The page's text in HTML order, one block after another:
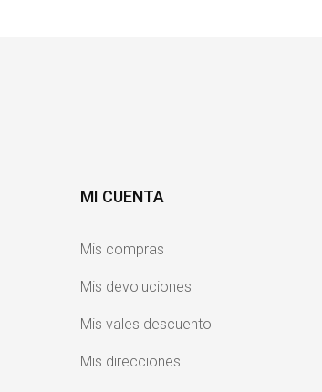
MI CUENTA
Mis compras
Mis devoluciones
Mis vales descuento
Mis direcciones